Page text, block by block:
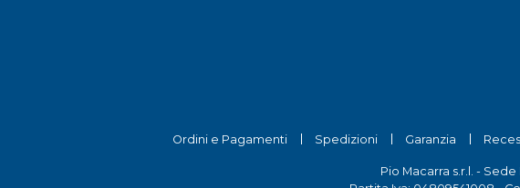
Ordini e Pagamenti Spedizioni Garanzia
Pio Macarra s.r.l. -